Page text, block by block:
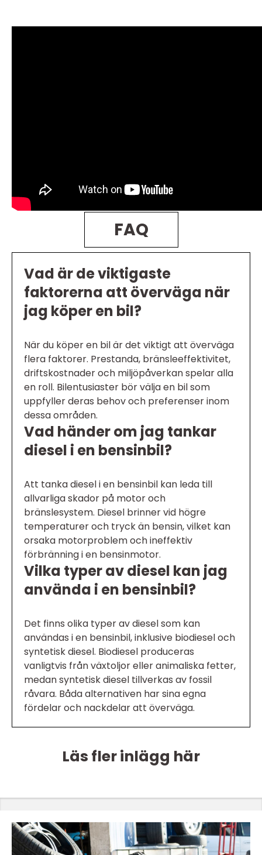
FAQ
Vad är de viktigaste
faktorerna att överväga när
jag köper en bil?
När du köper en bil är det viktigt att överväga
flera faktorer. Prestanda, bränsleeffektivitet,
driftskostnader och miljöpåverkan spelar alla
en roll. Bilentusiaster bör välja en bil som
uppfyller deras behov och preferenser inom
dessa områden.
Vad händer om jag tankar
diesel i en bensinbil?
Att tanka diesel i en bensinbil kan leda till
allvarliga skador på motor och
bränslesystem. Diesel brinner vid högre
temperaturer och tryck än bensin, vilket kan
orsaka motorproblem och ineffektiv
förbränning i en bensinmotor.
Vilka typer av diesel kan jag
använda i en bensinbil?
Det finns olika typer av diesel som kan
användas i en bensinbil, inklusive biodiesel och
syntetisk diesel. Biodiesel produceras
vanligtvis från växtoljor eller animaliska fetter,
medan syntetisk diesel tillverkas av fossil
råvara. Båda alternativen har sina egna
fördelar och nackdelar att överväga.
Läs fler inlägg här